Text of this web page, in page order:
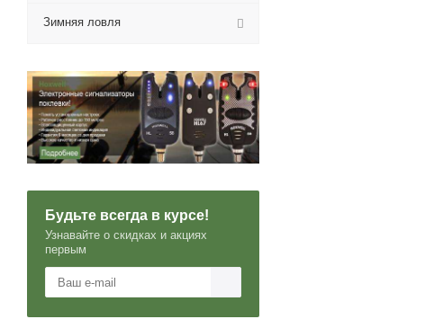
Зимняя ловля
Будьте всегда в курсе!
Узнавайте о скидках и акциях
первым